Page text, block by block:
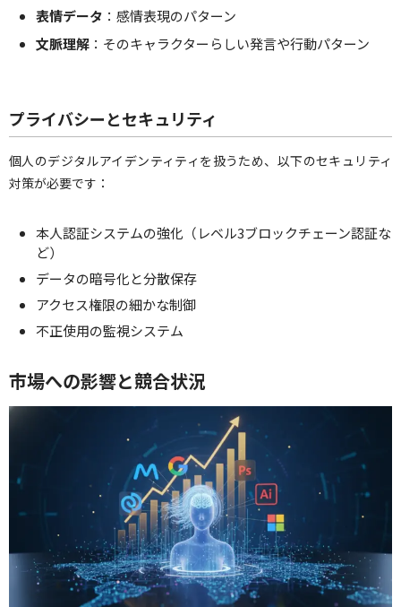
表情データ ：感情表現のパターン
文脈理解 ：そのキャラクターらしい発言や行動パターン
プライバシーとセキュリティ
個人のデジタルアイデンティティを扱うため、以下のセキュリティ
対策が必要です：
本人認証システムの強化（レベル3ブロックチェーン認証な
ど）
データの暗号化と分散保存
アクセス権限の細かな制御
不正使用の監視システム
市場への影響と競合状況